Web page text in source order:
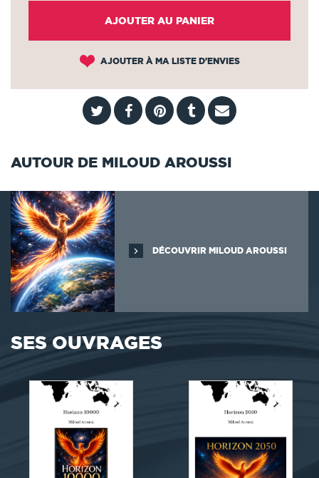
AJOUTER AU PANIER
AJOUTER À MA LISTE D'ENVIES
AUTOUR DE MILOUD AROUSSI
DÉCOUVRIR MILOUD AROUSSI
SES OUVRAGES